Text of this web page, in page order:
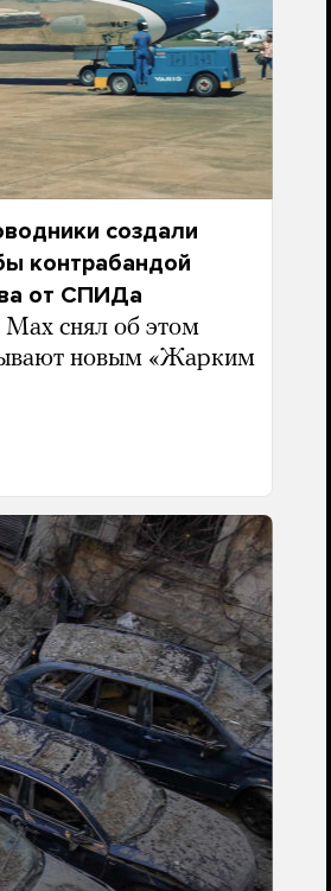
создали
контрабандой
от СПИДа
снял об этом
новым «Жарким